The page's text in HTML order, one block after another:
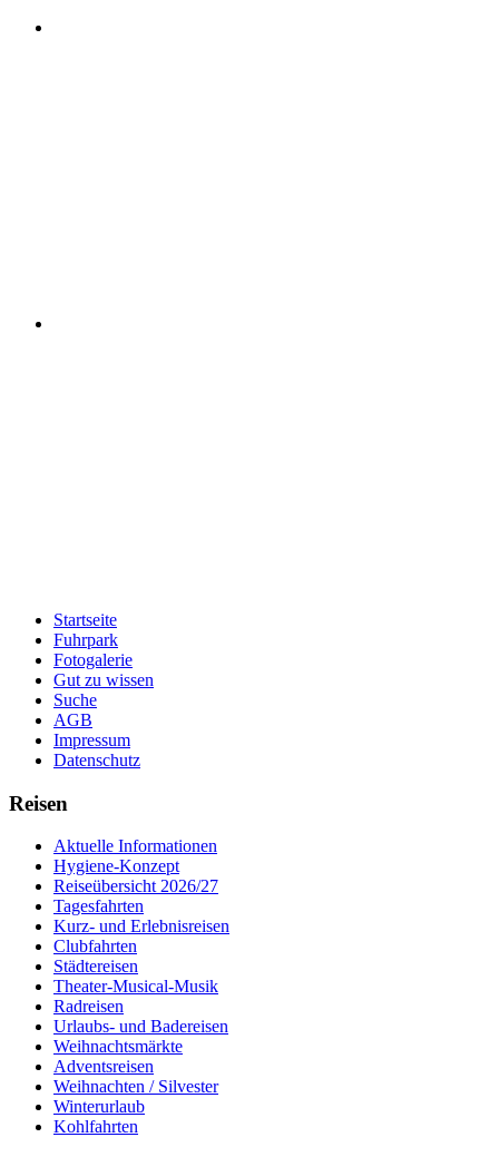
Startseite
Fuhrpark
Fotogalerie
Gut zu wissen
Suche
AGB
Impressum
Datenschutz
Reisen
Aktuelle Informationen
Hygiene-Konzept
Reiseübersicht 2026/27
Tagesfahrten
Kurz- und Erlebnisreisen
Clubfahrten
Städtereisen
Theater-Musical-Musik
Radreisen
Urlaubs- und Badereisen
Weihnachtsmärkte
Adventsreisen
Weihnachten / Silvester
Winterurlaub
Kohlfahrten